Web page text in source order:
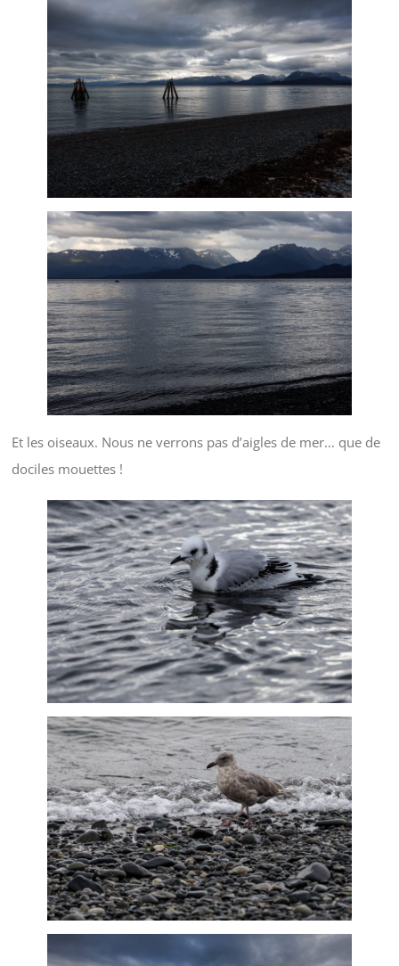
Et les oiseaux. Nous ne verrons pas d’aigles de mer… que de
dociles mouettes !